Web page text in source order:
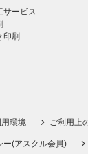
サービス
印刷
用環境 ご利用上
ー(アスクル会員)